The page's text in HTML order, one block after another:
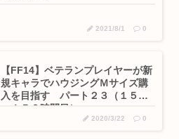
2021/8/1 0
【FF14】ベテランプレイヤーが新
規キャラでハウジングＭサイズ購
入を目指す パート２３（１５４
～１５６時間目）
2020/3/22 0